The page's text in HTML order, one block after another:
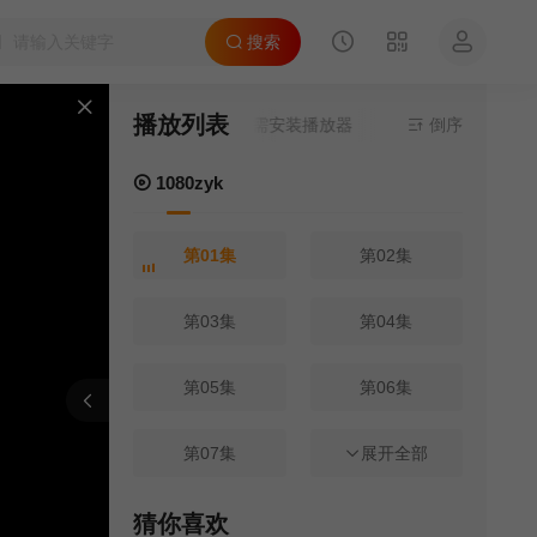
搜索
播放列表
- 在线播放,无需安装播放器 倒序
1080zyk
第01集 第02集
第03集 第04集
第05集 第06集
第07集 第08集
第09集
展开全部
猜你喜欢